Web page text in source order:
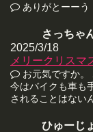
ありがとーーう
さっちゃ
2025/3/18
メリークリスマ
お元気ですか。
今はバイクも車も
されることはない
ひゅーじ